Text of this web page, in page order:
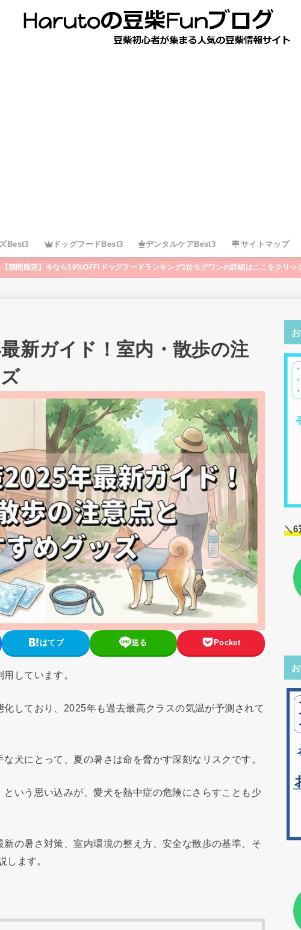
Best3 ドッグフードBest3 デンタルケアBest3 サイトマップ
【期間限定】今なら50%OFF!ドッグフードランキング1位モグワンの詳細はここをクリッ
新ガイド！室内・散歩の注
はてブ 送る Pocket
しています。
しており、2025年も過去最高クラスの気温が予測されて
犬にとって、夏の暑さは命を脅かす深刻なリスクです。
という思い込みが、愛犬を熱中症の危険にさらすことも少
の暑さ対策、室内環境の整え方、安全な散歩の基準、そ
します。
＼6